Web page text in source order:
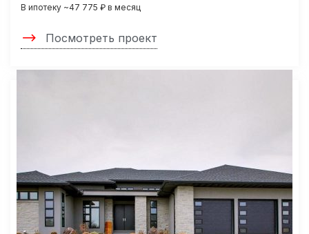
В ипотеку ~47 775 ₽ в месяц
Посмотреть проект